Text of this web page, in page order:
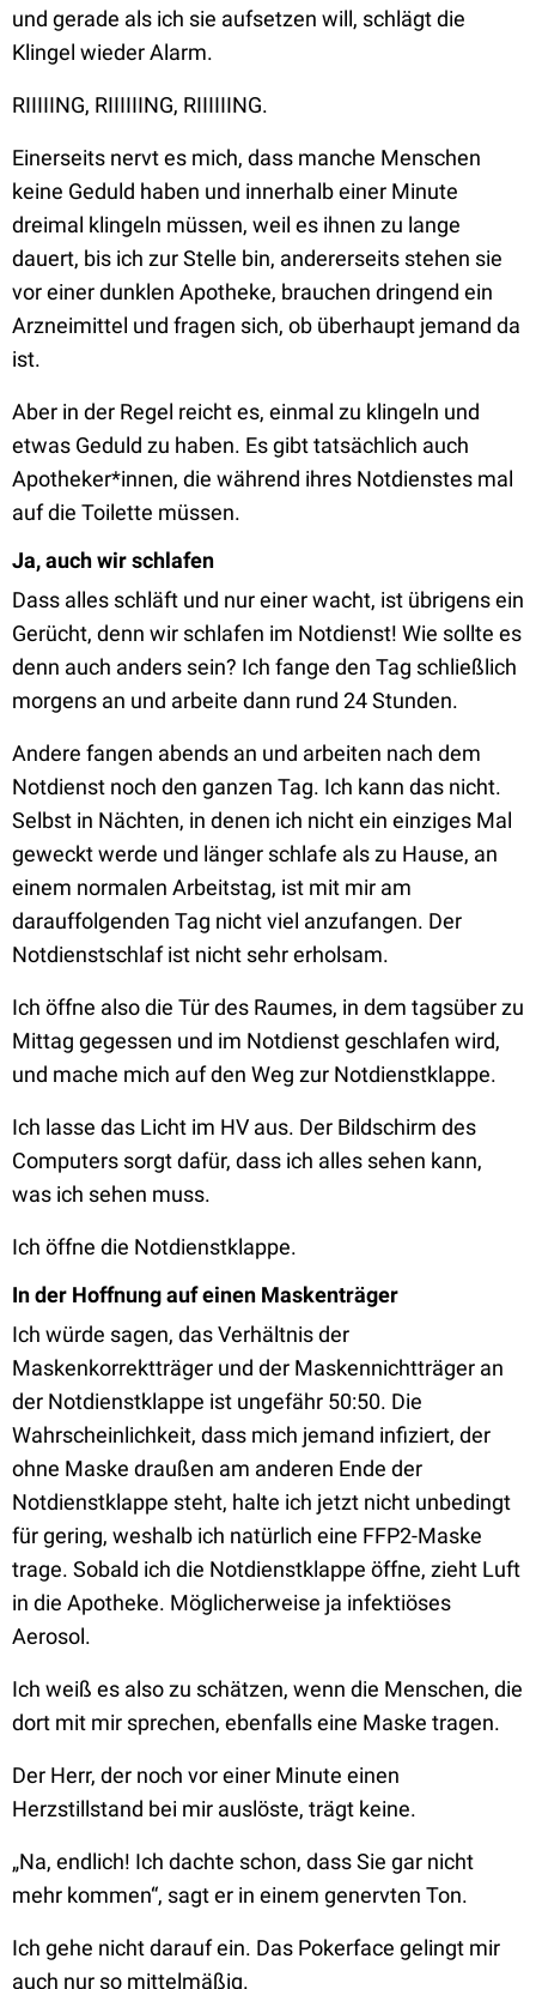
und gerade als ich sie aufsetzen will, schlägt die
Klingel wieder Alarm.
RIIIIING, RIIIIIING, RIIIIIING.
Einerseits nervt es mich, dass manche Menschen
keine Geduld haben und innerhalb einer Minute
dreimal klingeln müssen, weil es ihnen zu lange
dauert, bis ich zur Stelle bin, andererseits stehen sie
vor einer dunklen Apotheke, brauchen dringend ein
Arzneimittel und fragen sich, ob überhaupt jemand da
ist.
Aber in der Regel reicht es, einmal zu klingeln und
etwas Geduld zu haben. Es gibt tatsächlich auch
Apotheker*innen, die während ihres Notdienstes mal
auf die Toilette müssen.
Ja, auch wir schlafen
Dass alles schläft und nur einer wacht, ist übrigens ein
Gerücht, denn wir schlafen im Notdienst! Wie sollte es
denn auch anders sein? Ich fange den Tag schließlich
morgens an und arbeite dann rund 24 Stunden.
Andere fangen abends an und arbeiten nach dem
Notdienst noch den ganzen Tag. Ich kann das nicht.
Selbst in Nächten, in denen ich nicht ein einziges Mal
geweckt werde und länger schlafe als zu Hause, an
einem normalen Arbeitstag, ist mit mir am
darauffolgenden Tag nicht viel anzufangen. Der
Notdienstschlaf ist nicht sehr erholsam.
Ich öffne also die Tür des Raumes, in dem tagsüber zu
Mittag gegessen und im Notdienst geschlafen wird,
und mache mich auf den Weg zur Notdienstklappe.
Ich lasse das Licht im HV aus. Der Bildschirm des
Computers sorgt dafür, dass ich alles sehen kann,
was ich sehen muss.
Ich öffne die Notdienstklappe.
In der Hoffnung auf einen Maskenträger
Ich würde sagen, das Verhältnis der
Maskenkorrektträger und der Maskennichtträger an
der Notdienstklappe ist ungefähr 50:50. Die
Wahrscheinlichkeit, dass mich jemand infiziert, der
ohne Maske draußen am anderen Ende der
Notdienstklappe steht, halte ich jetzt nicht unbedingt
für gering, weshalb ich natürlich eine FFP2-Maske
trage. Sobald ich die Notdienstklappe öffne, zieht Luft
in die Apotheke. Möglicherweise ja infektiöses
Aerosol.
Ich weiß es also zu schätzen, wenn die Menschen, die
dort mit mir sprechen, ebenfalls eine Maske tragen.
Der Herr, der noch vor einer Minute einen
Herzstillstand bei mir auslöste, trägt keine.
„Na, endlich! Ich dachte schon, dass Sie gar nicht
mehr kommen“, sagt er in einem genervten Ton.
Ich gehe nicht darauf ein. Das Pokerface gelingt mir
auch nur so mittelmäßig.